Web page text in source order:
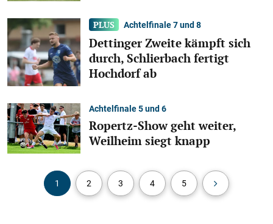
Teckbotenpokal Galerien
TB-Pokal Sa. 01.08. – Fans, Besucher &
Party
Achtelfinale 7 und 8
Dettinger Zweite kämpft sich
durch, Schlierbach fertigt
Hochdorf ab
Achtelfinale 5 und 6
Ropertz-Show geht weiter,
Weilheim siegt knapp
1 2 3 4 5